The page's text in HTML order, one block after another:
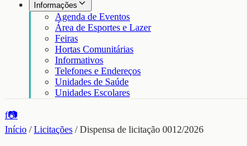
Informações
Agenda de Eventos
Área de Esportes e Lazer
Feiras
Hortas Comunitárias
Informativos
Telefones e Endereços
Unidades de Saúde
Unidades Escolares
f📷
Início /Licitações /Dispensa de licitação 0012/2026